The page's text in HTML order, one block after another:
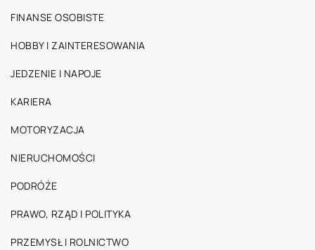
FINANSE OSOBISTE
HOBBY I ZAINTERESOWANIA
JEDZENIE I NAPOJE
KARIERA
MOTORYZACJA
NIERUCHOMOŚCI
PODRÓŻE
PRAWO, RZĄD I POLITYKA
PRZEMYSŁ I ROLNICTWO